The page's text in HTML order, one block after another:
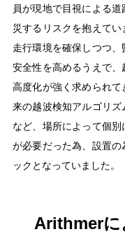
員が現地で目視による
災するリスクを抱えて
走行環境を確保しつつ
安全性を高めるうえで
高度化が強く求められ
来の越波検知アルゴリ
など、場所によって個
が必要だった為、設置
ックとなっていました。
Arithmerに